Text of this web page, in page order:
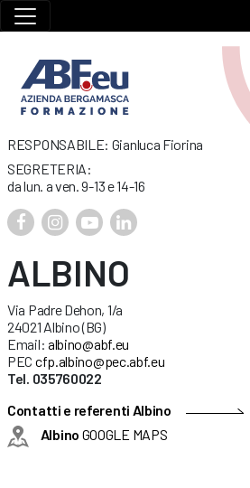
RESPONSABILE: Gianluca Fiorina
SEGRETERIA:
da lun. a ven. 9-13 e 14-16
ALBINO
Via Padre Dehon, 1/a
24021 Albino (BG)
Email: albino@abf.eu
PEC cfp.albino@pec.abf.eu
Tel. 035760022
Contatti e referenti Albino
Albino GOOGLE MAPS